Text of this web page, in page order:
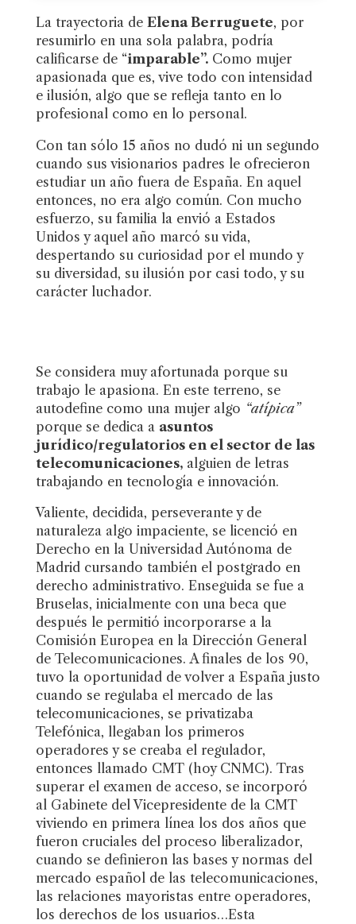
La trayectoria de Elena Berruguete, por
resumirlo en una sola palabra, podría
calificarse de “imparable”. Como mujer
apasionada que es, vive todo con intensidad
e ilusión, algo que se refleja tanto en lo
profesional como en lo personal.
Con tan sólo 15 años no dudó ni un segundo
cuando sus visionarios padres le ofrecieron
estudiar un año fuera de España. En aquel
entonces, no era algo común. Con mucho
esfuerzo, su familia la envió a Estados
Unidos y aquel año marcó su vida,
despertando su curiosidad por el mundo y
su diversidad, su ilusión por casi todo, y su
carácter luchador.
Se considera muy afortunada porque su
trabajo le apasiona. En este terreno, se
autodefine como una mujer algo “atípica”
porque se dedica a asuntos
jurídico/regulatorios en el sector de las
telecomunicaciones, alguien de letras
trabajando en tecnología e innovación.
Valiente, decidida, perseverante y de
naturaleza algo impaciente, se licenció en
Derecho en la Universidad Autónoma de
Madrid cursando también el postgrado en
derecho administrativo. Enseguida se fue a
Bruselas, inicialmente con una beca que
después le permitió incorporarse a la
Comisión Europea en la Dirección General
de Telecomunicaciones. A finales de los 90,
tuvo la oportunidad de volver a España justo
cuando se regulaba el mercado de las
telecomunicaciones, se privatizaba
Telefónica, llegaban los primeros
operadores y se creaba el regulador,
entonces llamado CMT (hoy CNMC). Tras
superar el examen de acceso, se incorporó
al Gabinete del Vicepresidente de la CMT
viviendo en primera línea los dos años que
fueron cruciales del proceso liberalizador,
cuando se definieron las bases y normas del
mercado español de las telecomunicaciones,
las relaciones mayoristas entre operadores,
los derechos de los usuarios…Esta